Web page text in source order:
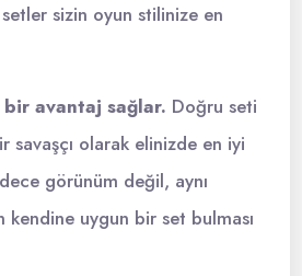
sizin oyun stilinize en
avantaj sağlar. Doğru seti
savaşçı olarak elinizde en iyi
görünüm değil, aynı
kendine uygun bir set bulması